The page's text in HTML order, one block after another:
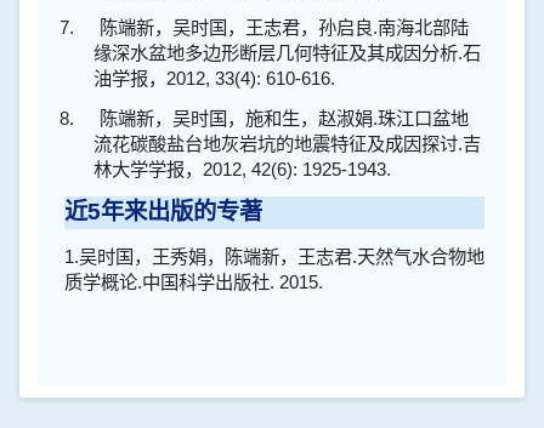
7.
陈端新，吴时国，王志君，孙启良.南海北部陆
缘深水盆地多边形断层几何特征及其成因分析.石
油学报， 2012, 33(4): 610-616.
8.
陈端新，吴时国，施和生，赵淑娟.珠江口盆地
流花碳酸盐台地灰岩坑的地震特征及成因探讨.吉
林大学学报， 2012, 42(6): 1925-1943.
近5年来出版的专著
1.吴时国，王秀娟，陈端新，王志君.天然气水合物地
质学概论.中国科学出版社. 2015.